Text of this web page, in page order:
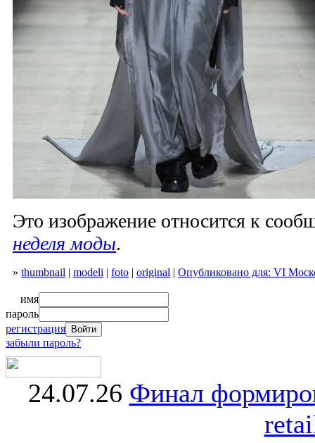
Это изображение относится к
неделя моды.
» thumbnail | modeli | foto | original | Опубликовано для: VI
имя
пароль
регистрация
забыли пароль?
24.07.26 Финал